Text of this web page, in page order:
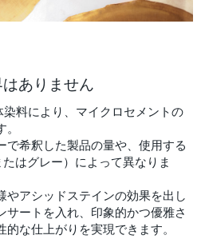
ありません
料により、マイクロセメントの
で希釈した製品の量や、使用する
はグレー）によって異なりま
やアシッドステインの効果を出し
サートを入れ、印象的かつ優雅さ
な仕上がりを実現できます。